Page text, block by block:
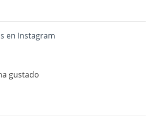
en Instagram
gustado